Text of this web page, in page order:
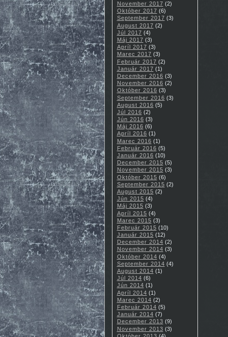
November 2017 (2)
Október 2017 (6)
September 2017 (3)
August 2017 (2)
Júl 2017 (4)
Máj 2017 (3)
Apríl 2017 (3)
Marec 2017 (3)
Február 2017 (2)
Január 2017 (1)
December 2016 (3)
November 2016 (2)
Október 2016 (3)
September 2016 (3)
August 2016 (5)
Júl 2016 (2)
Jún 2016 (3)
Máj 2016 (6)
Apríl 2016 (1)
Marec 2016 (1)
Február 2016 (5)
Január 2016 (10)
December 2015 (5)
November 2015 (3)
Október 2015 (6)
September 2015 (2)
August 2015 (2)
Jún 2015 (4)
Máj 2015 (3)
Apríl 2015 (4)
Marec 2015 (3)
Február 2015 (10)
Január 2015 (12)
December 2014 (2)
November 2014 (3)
Október 2014 (4)
September 2014 (4)
August 2014 (1)
Júl 2014 (6)
Jún 2014 (1)
Apríl 2014 (1)
Marec 2014 (2)
Február 2014 (5)
Január 2014 (7)
December 2013 (9)
November 2013 (3)